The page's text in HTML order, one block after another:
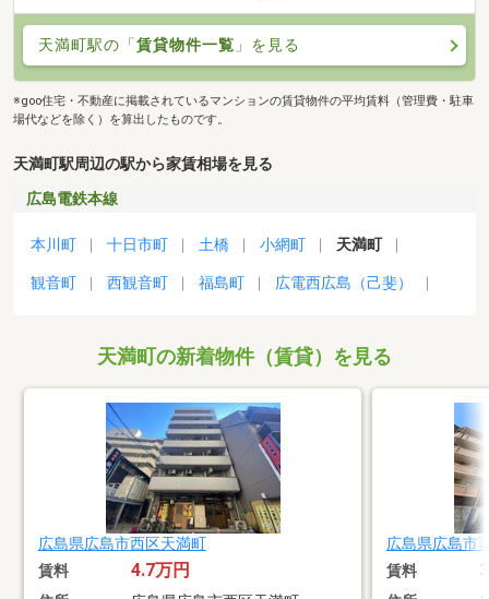
天満町駅の「賃貸物件一覧 」を見る
※goo住宅・不動産に掲載されているマンションの賃貸物件の平均賃料（管理費・駐車
場代などを除く）を算出したものです。
天満町駅周辺の駅から家賃相場を見る
広島電鉄本線
本川町 十日市町 土橋 小網町 天満町
観音町 西観音町 福島町 広電西広島（己斐）
天満町の新着物件（賃貸）を見る
広島県広島市西区天満町
賃料 4.7万円
広島県広島市
賃料